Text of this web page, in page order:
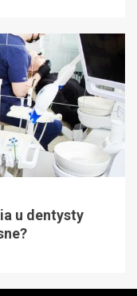
u dentysty